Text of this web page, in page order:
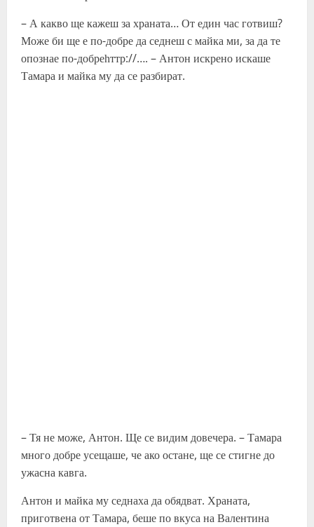
– А какво ще кажеш за храната… От един час готвиш?
Може би ще е по-добре да седнеш с майка ми, за да те
опознае по-добреһттр://…. – Антон искрено искаше
Тамара и майка му да се разбират.
– Тя не може, Антон. Ще се видим довечера. – Тамара
много добре усещаше, че ако остане, ще се стигне до
ужасна кавга.
Антон и майка му седнаха да обядват. Храната,
приготвена от Тамара, беше по вкуса на Валентина